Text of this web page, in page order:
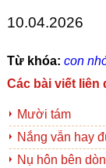
10.04.2026
Từ khóa: con
Các bài viết liên
Mười tám
Nắng vẫn hay
Nụ hôn bên